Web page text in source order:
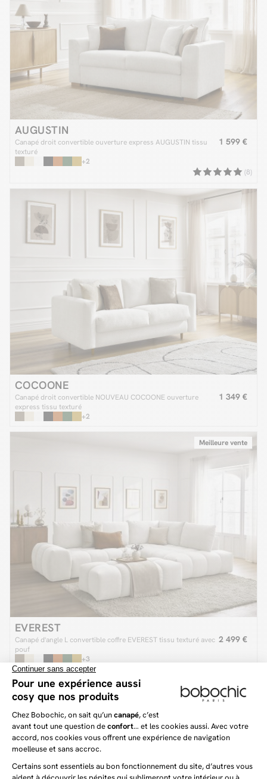
AUGUSTIN
Canapé droit convertible ouverture express AUGUSTIN tissu
texturé
1 599 €
+2
(8)
COCOONE
Canapé droit convertible NOUVEAU COCOONE ouverture
express tissu texturé
1 349 €
+2
Meilleure vente
EVEREST
Canapé d'angle L convertible coffre EVEREST tissu texturé avec
pouf
2 499 €
+3